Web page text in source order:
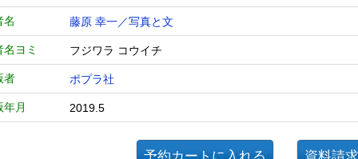
名 藤原 幸一／写真と文
名ヨミ フジワラ コウイチ
者 ポプラ社
年月 2019.5